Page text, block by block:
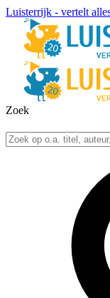
Luisterrijk - vertelt
Zoek